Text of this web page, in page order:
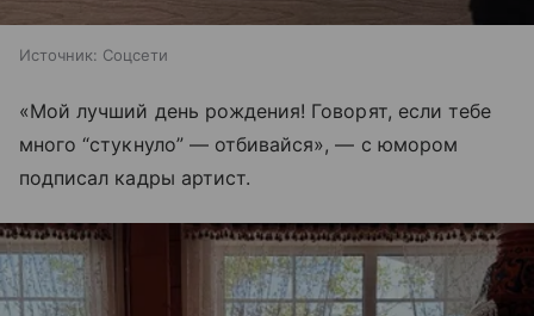
Источник: Соцсети
«Мой лучший день рождения! Говорят, если тебе
много “стукнуло” — отбивайся», — с юмором
подписал кадры артист.